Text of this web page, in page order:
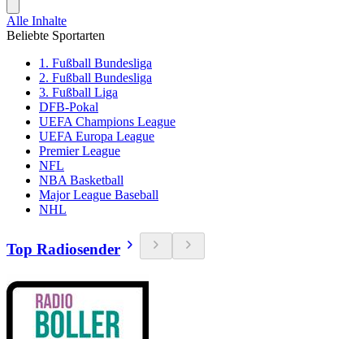
Alle Inhalte
Beliebte Sportarten
1. Fußball Bundesliga
2. Fußball Bundesliga
3. Fußball Liga
DFB-Pokal
UEFA Champions League
UEFA Europa League
Premier League
NFL
NBA Basketball
Major League Baseball
NHL
Top Radiosender